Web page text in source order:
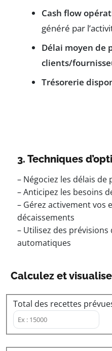
Cash flow
généré par
Délai moyen de
clients/
Trésorerie
3. Techniques
– Négociez les délais de
– Anticipez les besoins
– Gérez activement vos
décaissements
– Utilisez des
automatiques
Calculez et
Total des recettes